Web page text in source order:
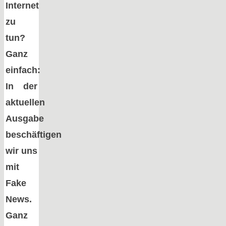
Internet
zu
tun?
Ganz
einfach:
In der
aktuellen
Ausgabe
beschäftigen
wir uns
mit
Fake
News.
Ganz